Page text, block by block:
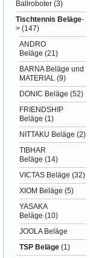
Ballroboter (3)
Tischtennis Beläge-
> (147)
ANDRO
Beläge (21)
BARNA Beläge und
MATERIAL (9)
DONIC Beläge (52)
FRIENDSHIP
Beläge (1)
NITTAKU Beläge (2)
TIBHAR
Beläge (14)
VICTAS Beläge (32)
XIOM Beläge (5)
YASAKA
Beläge (10)
JOOLA Beläge
TSP Beläge (1)